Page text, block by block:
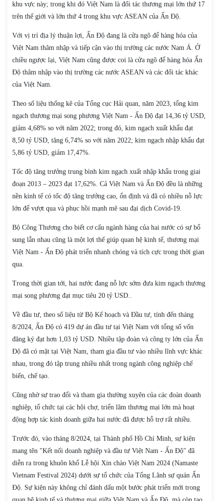
khu vực này; trong khi đó Việt Nam là đối tác thương mại lớn thứ 17
trên thế giới và lớn thứ 4 trong khu vực ASEAN của Ấn Độ.
Với vị trí địa lý thuận lợi, Ấn Độ đang là cửa ngõ để hàng hóa của
Việt Nam thâm nhập và tiếp cận vào thị trường các nước Nam Á. Ở
chiều ngược lại, Việt Nam cũng được coi là cửa ngõ để hàng hóa Ấn
Độ thâm nhập vào thị trường các nước ASEAN và các đối tác khác
của Việt Nam.
Theo số liệu thống kê của Tổng cục Hải quan, năm 2023, tổng kim
ngạch thương mại song phương Việt Nam - Ấn Độ đạt 14,36 tỷ USD,
giảm 4,68% so với năm 2022; trong đó, kim ngạch xuất khẩu đạt
8,50 tỷ USD, tăng 6,74% so với năm 2022; kim ngạch nhập khẩu đạt
5,86 tỷ USD, giảm 17,47%.
Tốc độ tăng trưởng trung bình kim ngạch xuất nhập khẩu trong giai
đoạn 2013 – 2023 đạt 17,62%. Cả Việt Nam và Ấn Độ đều là những
nền kinh tế có tốc độ tăng trưởng cao, ổn định và đã có nhiều nỗ lực
lớn để vượt qua và phục hồi mạnh mẽ sau đại dịch Covid-19.
Bộ Công Thương cho biết cơ cấu ngành hàng của hai nước có sự bổ
sung lẫn nhau cũng là một lợi thế giúp quan hệ kinh tế, thương mại
Việt Nam - Ấn Độ phát triển nhanh chóng và tích cực trong thời gian
qua.
Trong thời gian tới, hai nước đang nỗ lực sớm đưa kim ngạch thương
mại song phương đạt mục tiêu 20 tỷ USD..
Về đầu tư, theo số liệu từ Bộ Kế hoạch và Đầu tư, tính đến tháng
8/2024, Ấn Độ có 419 dự án đầu tư tại Việt Nam với tổng số vốn
đăng ký đạt hơn 1,03 tỷ USD. Nhiều tập đoàn và công ty lớn của Ấn
Độ đã có mặt tại Việt Nam, tham gia đầu tư vào nhiều lĩnh vực khác
nhau, trong đó tập trung nhiều nhất trong ngành công nghiệp chế
biến, chế tạo.
Cũng nhờ sự trao đổi và tham gia thường xuyên của các đoàn doanh
nghiệp, tổ chức tại các hội chợ, triển lãm thương mại lớn mà hoạt
động hợp tác kinh doanh giữa hai nước đã được hỗ trợ rất nhiều.
Trước đó, vào tháng 8/2024, tại Thành phố Hồ Chí Minh, sự kiện
mang tên "Kết nối doanh nghiệp và đầu tư Việt Nam - Ấn Độ" đã
diễn ra trong khuôn khổ Lễ hội Xin chào Việt Nam 2024 (Namaste
Vietnam Festival 2024) dưới sự tổ chức của Tổng Lãnh sự quán Ấn
Độ. Sự kiện này không chỉ đánh dấu một bước phát triển mới trong